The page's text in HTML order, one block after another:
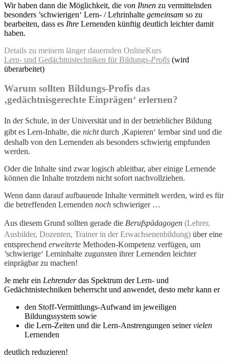
Wir haben dann die Möglichkeit, die von Ihnen zu vermittelnden
besonders ’schwierigen‘ Lern- / Lehrinhalte gemeinsam so zu
bearbeiten, dass es Ihre Lernenden künftig deutlich leichter damit
haben.
Details zu meinem länger dauernden OnlineKurs
Lern- und Gedächtnistechniken für Bildungs-Profis (wird
überarbeitet)
Warum sollten Bildungs-Profis das
‚gedächtnisgerechte Einprägen‘ erlernen?
In der Schule, in der Universität und in der betrieblicher Bildung
gibt es Lern-Inhalte, die nichtdurch ‚Kapieren‘ lernbar sind und die
deshalb von den Lernenden als besonders schwierig empfunden
werden.
Oder die Inhalte sind zwar logisch ableitbar, aber einige Lernende
können die Inhalte trotzdem nicht sofort nachvollziehen.
Wenn dann darauf aufbauende Inhalte vermittelt werden, wird es für
die betreffenden Lernenden noch schwieriger …
Aus diesem Grund sollten gerade die Berufspädagogen (Lehrer,
Ausbilder, Dozenten, Trainer in der Erwachsenenbildung) über eine
entsprechend erweiterte Methoden-Kompetenz verfügen, um
’schwierige‘ Lerninhalte zugunsten ihrer Lernenden leichter
einprägbar zu machen!
Je mehr ein Lehrenderdas Spektrum der Lern- und
Gedächtnistechniken beherrscht und anwendet, desto mehr kann er
den Stoff-Vermittlungs-Aufwand im jeweiligen
Bildungssystem sowie
die Lern-Zeiten und die Lern-Anstrengungen seinervielen
Lernenden
deutlich reduzieren!